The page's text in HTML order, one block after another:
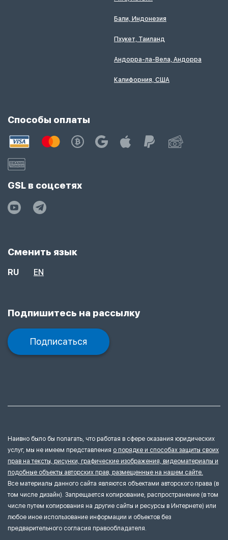
Бали, Индонезия
Пхукет, Таиланд
Андорра-ла-Вела, Андорра
Калифорния, США
Способы оплаты
GSL в соцсетях
Сменить язык
RU EN
Подпишитесь на рассылку
Подписаться
Наивно было бы полагать, что работая в сфере оказания юридических
услуг, мы не имеем представления о порядке и способах защиты своих
прав на тексты, рисунки, графические изображения, видеоматериалы и
подобные объекты авторских прав, размещенные на нашем сайте.
Все материалы данного сайта являются объектами авторского права (в
том числе дизайн). Запрещается копирование, распространение (в том
числе путем копирования на другие сайты и ресурсы в Интернете) или
любое иное использование информации и объектов без
предварительного согласия правообладателя.